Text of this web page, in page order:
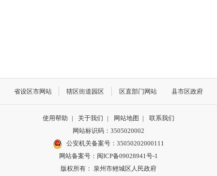
省设区市网站 辖区街道园区 区直部门网站 县市区政府
使用帮助 | 关于我们 | 网站地图 |
联系我们
网站标识码：3505020002
公安机关备案号：35050202000111
网站备案号：闽ICP备09028941号-1
版权所有： 泉州市鲤城区人民政府